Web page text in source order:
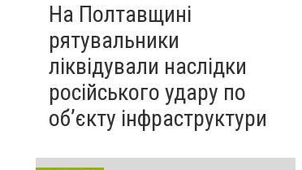
На Полтавщині
рятувальники
ліквідували наслідки
російського удару по
об’єкту інфраструктури